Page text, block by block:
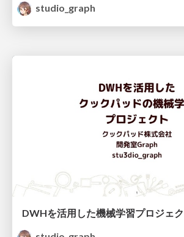
studio_graph